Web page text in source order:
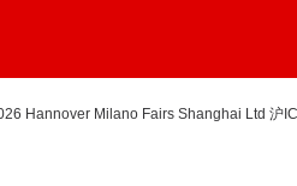
Hannover Milano Fairs Shanghai Ltd 沪